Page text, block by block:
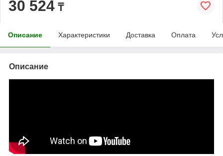
30 524 ₸
Описание Характеристики Доставка Оплата
Описание